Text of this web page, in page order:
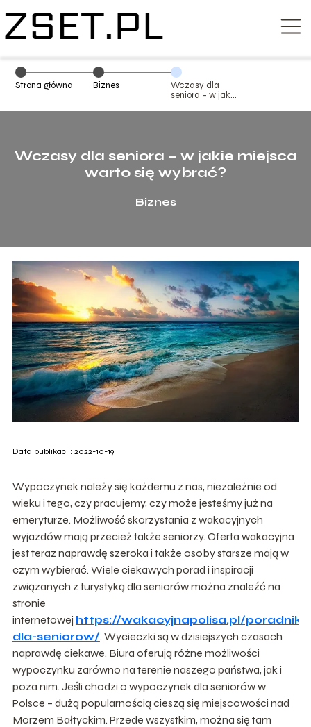
Strona główna Biznes
Wczasy dla
seniora – w jakie
się wybrać?
Wczasy dla seniora – w jakie miejsca
warto się wybrać?
Biznes
Data publikacji: 2022-10-19
Wypoczynek należy się każdemu z nas, niezależnie od
wieku i tego, czy pracujemy, czy może jesteśmy już na
emeryturze. Możliwość skorzystania z wakacyjnych
wyjazdów mają przecież także seniorzy. Oferta wakacyjna
jest teraz naprawdę szeroka i także osoby starsze mają w
czym wybierać. Wiele ciekawych porad i inspiracji
związanych z turystyką dla seniorów można znaleźć na
stronie
internetowej https://wakacyjnapolisa.pl/poradnik/
dla-seniorow/. Wycieczki są w dzisiejszych czasach
naprawdę ciekawe. Biura oferują różne możliwości
wypoczynku zarówno na terenie naszego państwa, jak i
poza nim. Jeśli chodzi o wypoczynek dla seniorów w
Polsce – dużą popularnością cieszą się miejscowości nad
Morzem Bałtyckim. Przede wszystkim, można się tam